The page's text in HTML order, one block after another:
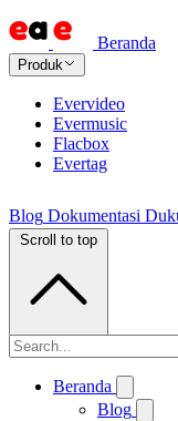
Beranda
Produk
Evervideo
Evermusic
Flacbox
Evertag
Blog Dokumentasi
Beranda
Blog
Scroll to top
Dokumentasi